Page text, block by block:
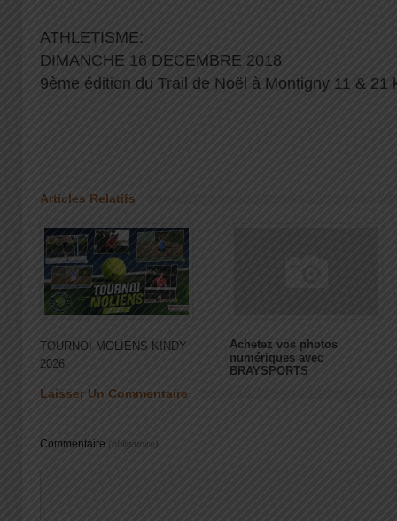
ATHLETISME:
DIMANCHE 16 DECEMBRE 2018
9ème édition du Trail de Noël à Montigny 11 & 21
Articles Relatifs
TOURNOI MOLIENS KINDY
2026
Achetez vos photos
numériques avec
BRAYSPORTS
Laisser Un Commentaire
Commentaire (obligatoire)